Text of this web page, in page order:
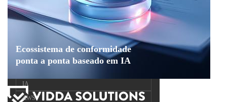
Ecossistema de conformidade
ponta a ponta baseado em IA
IA
AWS